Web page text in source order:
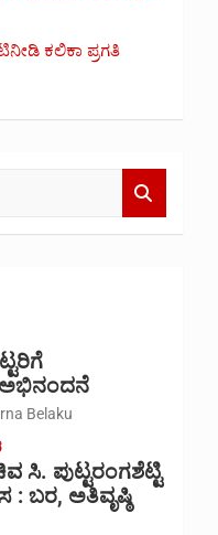
ಕಲಿಕಾ ಪ್ರಗತಿ
Belaku
ಸಿ. ಪುಟ್ಟರಂಗಶೆಟ್ಟಿ
: ಬರ, ಅತಿವೃಷ್ಠಿ